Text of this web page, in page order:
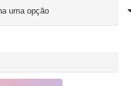
R$0.99
através